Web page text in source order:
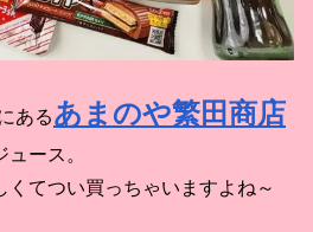
あるあまのや繁田商店
ース。
てつい買っちゃいますよね～